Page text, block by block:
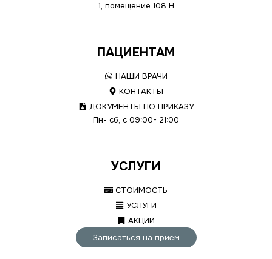
1, помещение 108 Н
ПАЦИЕНТАМ
НАШИ ВРАЧИ
КОНТАКТЫ
ДОКУМЕНТЫ ПО ПРИКАЗУ
Пн- сб, с 09:00- 21:00
УСЛУГИ
СТОИМОСТЬ
УСЛУГИ
АКЦИИ
Записаться на прием